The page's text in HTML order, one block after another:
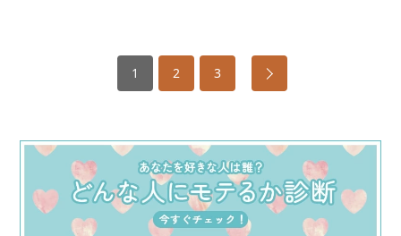
1 2 3